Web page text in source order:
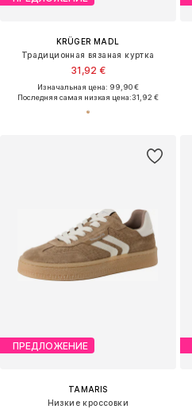
KRÜGER MADL
Традиционная вязаная куртка
31,92 €
Изначальная цена: 99,90 €
Последняя самая низкая цена:31,92 €
ПРЕДЛОЖЕНИЕ
TAMARIS
Низкие кроссовки